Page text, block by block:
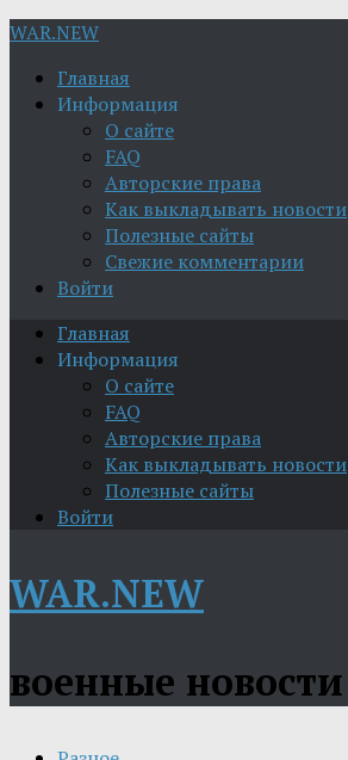
WAR.NEW
Главная
Информация
О сайте
FAQ
Авторские права
Как выкладывать новости
Полезные сайты
Свежие комментарии
Войти
Главная
Информация
О сайте
FAQ
Авторские права
Как выкладывать новости
Полезные сайты
Войти
WAR.NEW
военные новости